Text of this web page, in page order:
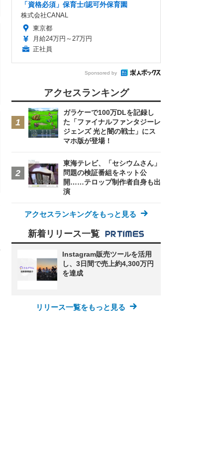
「資格必須」保育士/認可外保育園
株式会社CANAL
東京都
月給24万円～27万円
正社員
Sponsored by
アクセスランキング
ガラケーで100万DLを記録し
た「ファイナルファンタジーレ
ジェンズ 光と闇の戦士」にス
マホ版が登場！
東海テレビ、「セシウムさん」
問題の検証番組をネット公
開……テロップ制作者自身も出
演
アクセスランキングをもっと見る
新着リリース一覧
Instagram販売ツールを活用
し、3日間で売上約4,300万円
を達成
リリース一覧をもっと見る